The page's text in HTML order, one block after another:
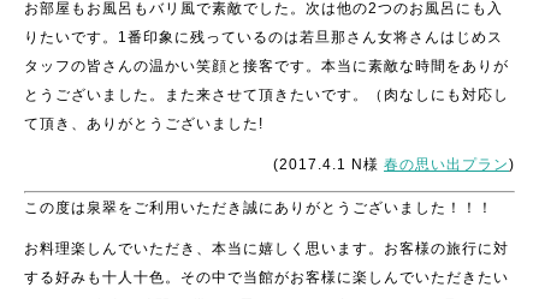
お部屋もお風呂もバリ風で素敵でした。次は他の2つのお風呂にも入
りたいです。1番印象に残っているのは若旦那さん女将さんはじめス
タッフの皆さんの温かい笑顔と接客です。本当に素敵な時間をありが
とうございました。また来させて頂きたいです。（肉なしにも対応し
て頂き、ありがとうございました!
(2017.4.1 N様 春の思い出プラン)
この度は泉翠をご利用いただき誠にありがとうございました！！！
お料理楽しんでいただき、本当に嬉しく思います。お客様の旅行に対
する好みも十人十色。その中で当館がお客様に楽しんでいただきたい